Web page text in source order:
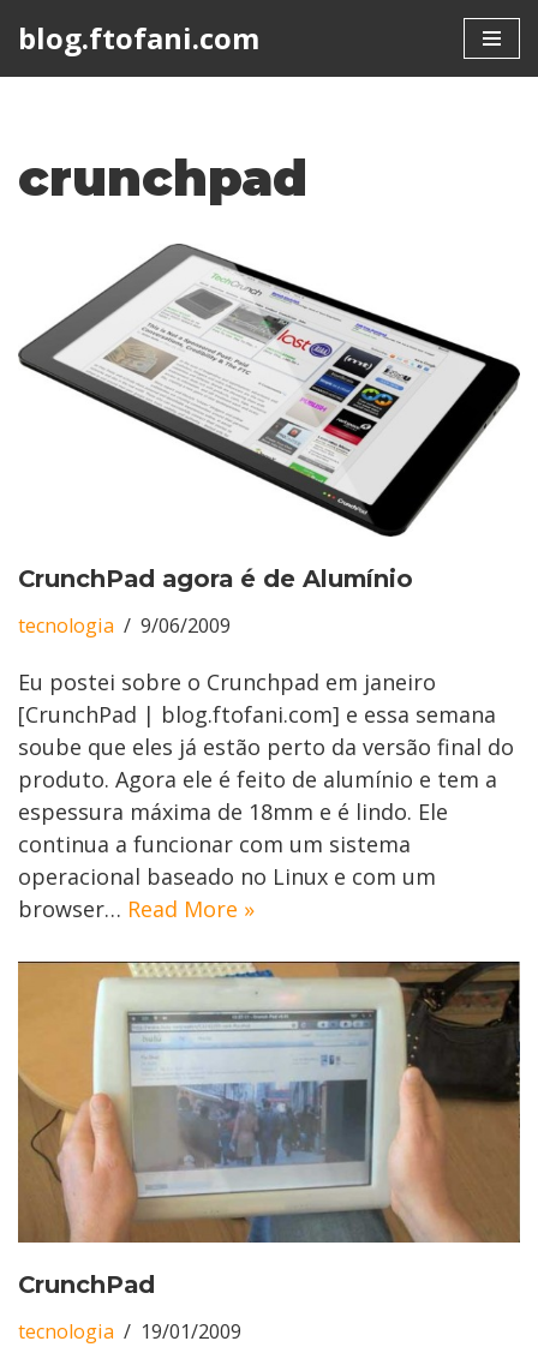
blog.ftofani.com
crunchpad
CrunchPad agora é de Alumínio
tecnologia 9/06/2009
Eu postei sobre o Crunchpad em janeiro
[CrunchPad | blog.ftofani.com] e essa semana
soube que eles já estão perto da versão final do
produto. Agora ele é feito de alumínio e tem a
espessura máxima de 18mm e é lindo. Ele
continua a funcionar com um sistema
operacional baseado no Linux e com um
browser… Read More »
CrunchPad
tecnologia 19/01/2009